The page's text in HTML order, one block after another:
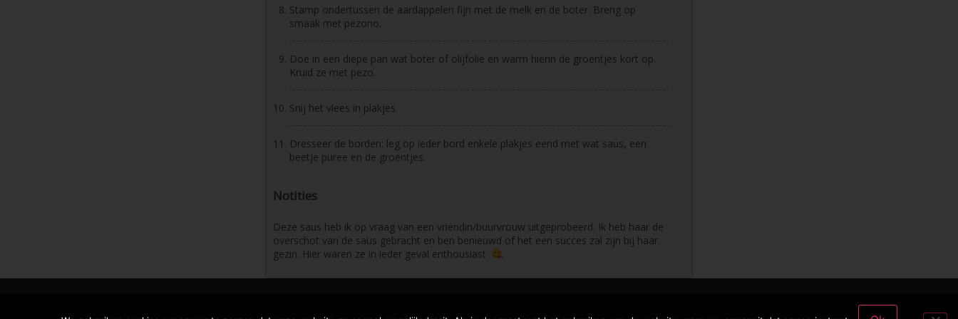
Stamp ondertussen de aardappelen fijn met de melk en de boter. Breng op
smaak met pezono.
Doe in een diepe pan wat boter of olijfolie en warm hierin de groentjes kort op.
Kruid ze met pezo.
Snij het vlees in plakjes.
Dresseer de borden: leg op ieder bord enkele plakjes eend met wat saus, een
beetje puree en de groentjes.
Notities
Deze saus heb ik op vraag van een vriendin/buurvrouw uitgeprobeerd. Ik heb haar de
overschot van de saus gebracht en ben benieuwd of het een succes zal zijn bij haar
gezin. Hier waren ze in ieder geval enthousiast
.